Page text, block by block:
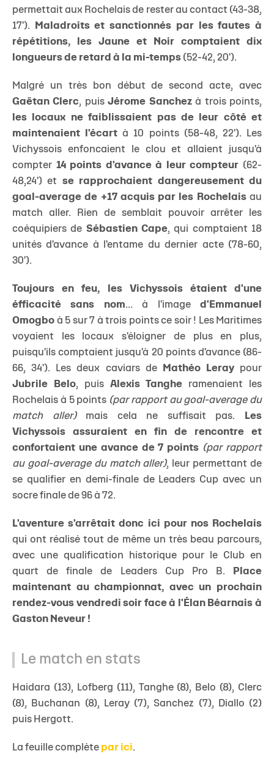
permettait aux Rochelais de rester au contact (43-38,
17').
Maladroits et sanctionnés par les fautes à
répétitions, les Jaune et Noir comptaient dix
longueurs de retard à la mi-temps (52-42, 20').
Malgré un très bon début de second acte, avec
Gaëtan Clerc, puisJérome Sanchezà trois points,
les locaux ne faiblissaient pas de leur côté et
maintenaient l'écartà 10 points (58-48, 22'). Les
Vichyssois enfoncaient le clou et allaient jusqu'à
compter 14 points d'avance à leur compteur (62-
48,24') et se rapprochaient dangereusement du
goal-average de +17 acquis par les Rochelais au
match aller. Rien de semblait pouvoir arrêter les
coéquipiers de Sébastien Cape, qui comptaient 18
unités d'avance à l'entame du dernier acte (78-60,
30').
Toujours en feu, les Vichyssois étaient d'une
éfficacité sans nom... à l'imaged'Emmanuel
Omogbo à 5 sur 7 à trois points ce soir ! Les Maritimes
voyaient les locaux s'éloigner de plus en plus,
puisqu'ils comptaient jusqu'à 20 points d'avance (86-
66, 34'). Les deux caviars de
Mathéo Leraypour
Jubrile Belo, puis Alexis Tanghe ramenaient les
Rochelais à 5 points (par rapport au goal-average du
match aller)mais cela ne suffisait pas.
Les
Vichyssois assuraient en fin de rencontre et
confortaient une avance de 7 points (par rapport
au goal-average du match aller), leur permettant de
se qualifier en demi-finale de Leaders Cup avec un
socre finale de 96 à 72.
L'aventure s'arrêtait donc ici pour nos Rochelais
qui ont réalisé tout de même un très beau parcours,
avec une qualification historique pour le Club en
quart de finale de Leaders Cup Pro B.
Place
maintenant au championnat, avec un prochain
rendez-vous vendredi soir face à l'Élan Béarnais à
Gaston Neveur !
Le match en stats
Haidara (13), Lofberg (11), Tanghe (8), Belo (8), Clerc
(8), Buchanan (8), Leray (7), Sanchez (7), Diallo (2)
puis Hergott.
La feuille complète par ici.